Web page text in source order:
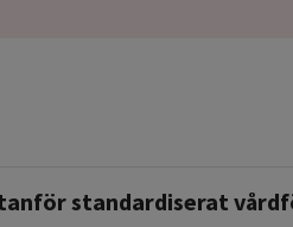
standardiserat